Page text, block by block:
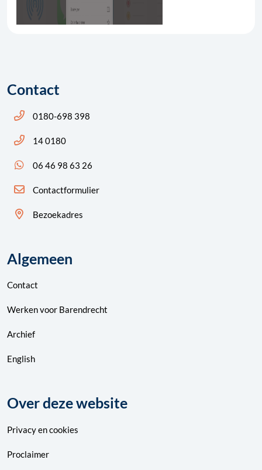
Contact
Bel ons: 14 0180
0180-698 398
Bel ons: 14 0180
14 0180
App ons: 06 46 98 63 26 (WhatsApp)
06 46 98 63 26
Contactformulier
Bezoekadres
Algemeen
Contact
Werken voor Barendrecht
Archief
English
Over deze website
Privacyencookies
Proclaimer